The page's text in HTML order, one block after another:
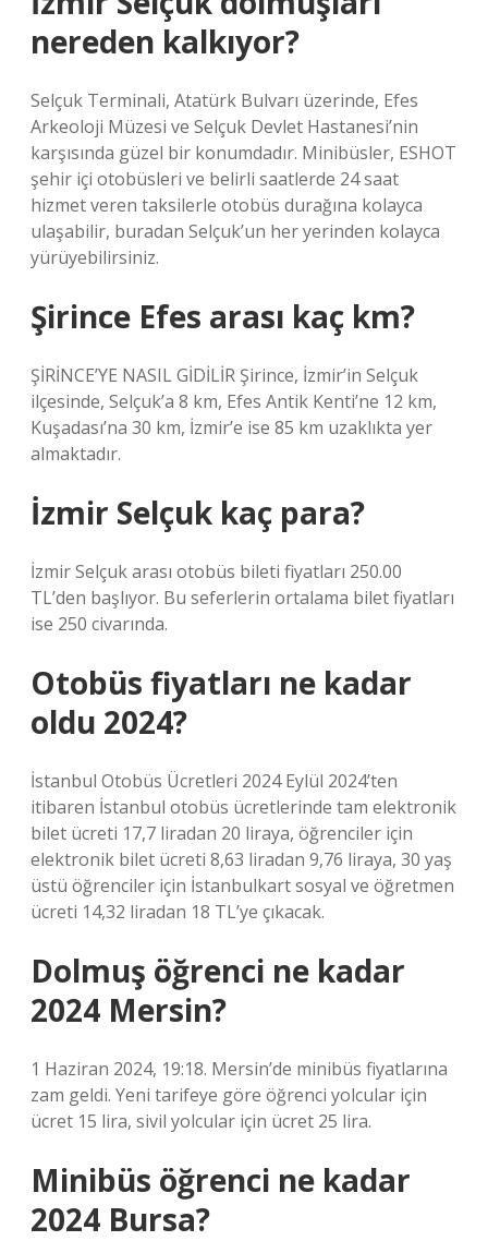
nereden kalkıyor?
Selçuk Terminali, Atatürk Bulvarı üzerinde, Efes
Arkeoloji Müzesi ve Selçuk Devlet Hastanesi’nin
karşısında güzel bir konumdadır. Minibüsler, ESHOT
şehir içi otobüsleri ve belirli saatlerde 24 saat
hizmet veren taksilerle otobüs durağına kolayca
ulaşabilir, buradan Selçuk’un her yerinden kolayca
yürüyebilirsiniz.
Şirince Efes arası kaç km?
ŞİRİNCE’YE NASIL GİDİLİR Şirince, İzmir’in Selçuk
ilçesinde, Selçuk’a 8 km, Efes Antik Kenti’ne 12 km,
Kuşadası’na 30 km, İzmir’e ise 85 km uzaklıkta yer
almaktadır.
İzmir Selçuk kaç para?
İzmir Selçuk arası otobüs bileti fiyatları 250.00
TL’den başlıyor. Bu seferlerin ortalama bilet fiyatları
ise 250 civarında.
Otobüs fiyatları ne kadar
oldu 2024?
İstanbul Otobüs Ücretleri 2024 Eylül 2024’ten
itibaren İstanbul otobüs ücretlerinde tam elektronik
bilet ücreti 17,7 liradan 20 liraya, öğrenciler için
elektronik bilet ücreti 8,63 liradan 9,76 liraya, 30 yaş
üstü öğrenciler için İstanbulkart sosyal ve öğretmen
ücreti 14,32 liradan 18 TL’ye çıkacak.
Dolmuş öğrenci ne kadar
2024 Mersin?
1 Haziran 2024, 19:18. Mersin’de minibüs fiyatlarına
zam geldi. Yeni tarifeye göre öğrenci yolcular için
ücret 15 lira, sivil yolcular için ücret 25 lira.
Minibüs öğrenci ne kadar
2024 Bursa?